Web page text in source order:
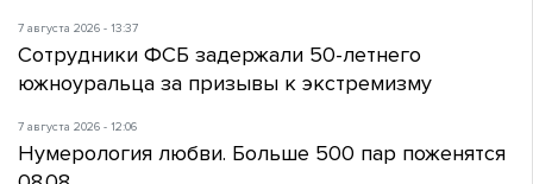
7 августа 2026 - 13:37
Сотрудники ФСБ задержали 50-летнего
южноуральца за призывы к экстремизму
7 августа 2026 - 12:06
Нумерология любви. Больше 500 пар поженятся